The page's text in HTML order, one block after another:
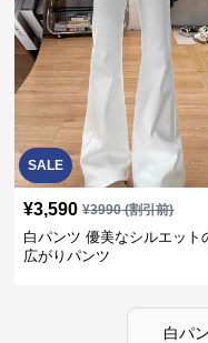
SALE
¥3,590 ¥3990(割引前)
白パンツ 優美なシルエット
広がりパンツ
白パ